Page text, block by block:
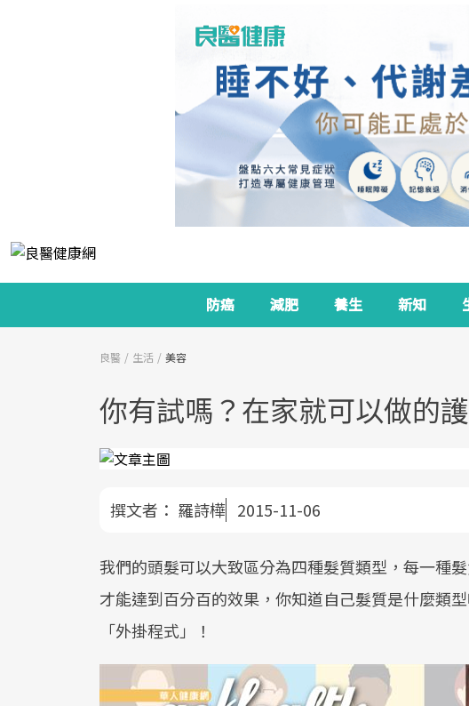
防癌 減肥 養生 新知
良醫 生活 美容
你有試嗎？在家就可以做的
撰文者： 羅詩樺 2015-11-06
我們的頭髮可以大致區分為四種髮質類型，每一種
才能達到百分百的效果，你知道自己髮質是什麼類
「外掛程式」！